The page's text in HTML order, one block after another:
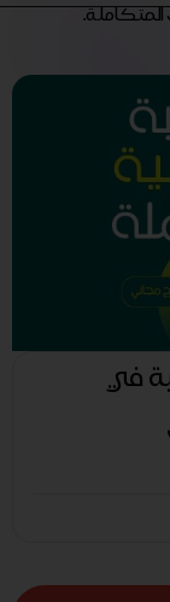
المتكاملة.
في